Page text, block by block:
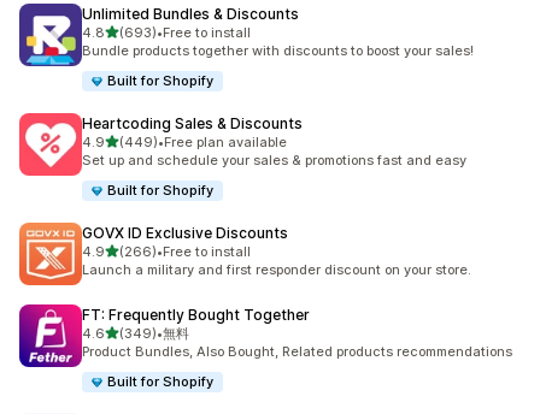
Unlimited Bundles & Discounts
4.85つ星中
(693)
合計レビュー数：693件
•Free to install
Bundle products together with discounts to boost your sales!
Built for Shopify
Heartcoding Sales & Discounts
4.95つ星中
(449)
合計レビュー数：449件
•Free plan available
Set up and schedule your sales & promotions fast and easy
Built for Shopify
GOVX ID Exclusive Discounts
4.95つ星中
(266)
合計レビュー数：266件
•Free to install
Launch a military and first responder discount on your store.
FT: Frequently Bought Together
4.65つ星中
(349)
合計レビュー数：349件
•無料
Product Bundles, Also Bought, Related products recommendations
Built for Shopify